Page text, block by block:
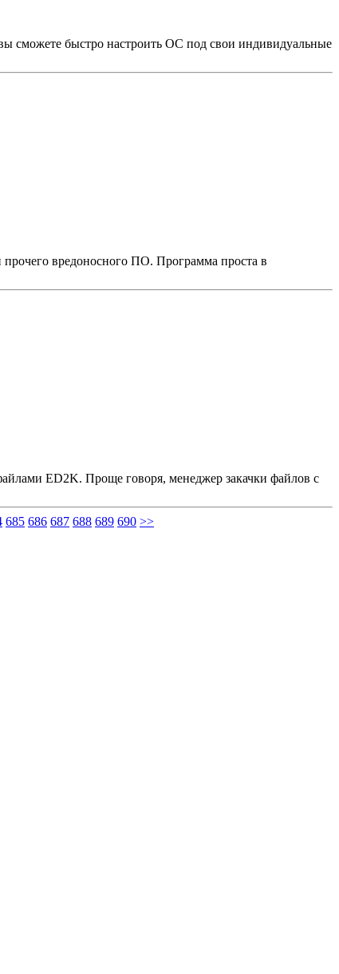
сможете быстро настроить ОС под свои индивидуальные
вредоносного ПО. Программа проста в
ED2K. Проще говоря, менеджер закачки файлов с
685 686 687 688 689 690 >>